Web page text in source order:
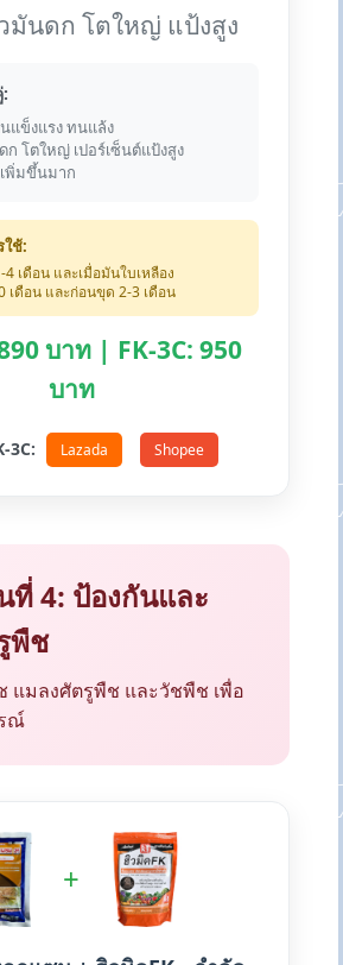
มันดก โตใหญ่ แป้งสูง
นแข็งแรง ทนแล้ง
ก โตใหญ่ เปอร์เซ็นต์แป้งสูง
พิ่มขึ้นมาก
ใช้:
4 เดือน และเมื่อมันใบเหลือง
เดือน และก่อนขุด 2-3 เดือน
บาท | FK-3C: 950
บาท
3C: Lazada Shopee
4: ป้องกันและ
พืช
แมลงศัตรูพืช และวัชพืช เพื่อ
ณ์
+